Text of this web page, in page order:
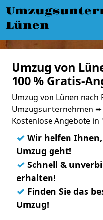
Lünen
Umzug von
100 % Gratis-
Umzug von Lünen nach
Umzugsunternehmen ➨
Kostenlose Angebote in
✓ Wir helfen
Umzug geht!
✓ Schnell &
erhalten!
✓ Finden Sie das
Umzug!